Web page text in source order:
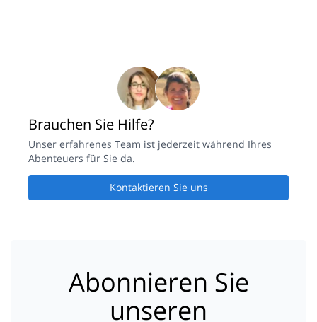
Brauchen Sie Hilfe?
Unser erfahrenes Team ist jederzeit während Ihres
Abenteuers für Sie da.
Kontaktieren Sie uns
Abonnieren Sie
unseren